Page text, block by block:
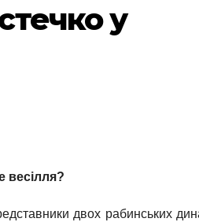
у
весілля?
двох рабинських